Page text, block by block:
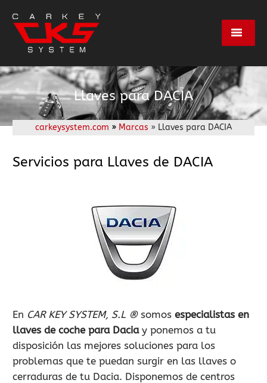
Servicios
Marcas
Contacto
900 802 604
Llaves para DACIA
carkeysystem.com » Marcas » Llaves para DACIA
Servicios para Llaves de DACIA
En CAR KEY SYSTEM, S.L ®somos especialistas en
llaves de coche para Daciay ponemos a tu
disposición las mejores soluciones para los
problemas que te puedan surgir en las llaves o
cerraduras de tu Dacia. Disponemos de centros